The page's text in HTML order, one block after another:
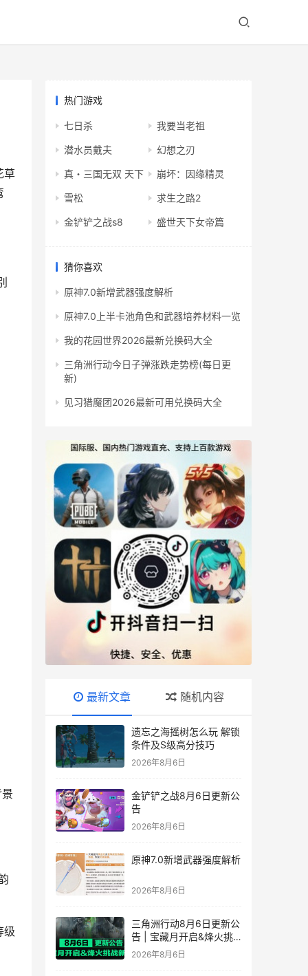
草
级
热门游戏
七日杀 我要当老祖
潜水员戴夫 幻想之刃
真・三国无双 天下 崩坏：因缘精灵
雪松 求生之路2
金铲铲之战s8 盛世天下女帝篇
猜你喜欢
原神7.0新增武器强度解析
原神7.0上半卡池角色和武器培养材料一览
我的花园世界2026最新兑换码大全
三角洲行动今日子弹涨跌走势榜(每日更
新)
见习猎魔团2026最新可用兑换码大全
最新文章 随机内容
遗忘之海摇树怎么玩 解锁
条件及S级高分技巧
2026年8月6日
金铲铲之战8月6日更新公
告
2026年8月6日
原神7.0新增武器强度解析
2026年8月6日
三角洲行动8月6日更新公
告 | 宝藏月开启&烽火挑
战新赛段！
2026年8月6日